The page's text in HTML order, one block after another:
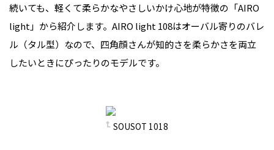
続いても、軽くて柔らかなやさしいかけ心地が特徴の「AIRO
light」から紹介します。AIRO light 108はオーバル寄りのバレ
ル（タル型）なので、四角顔さんが知的さを柔らかさを両立
したいときにぴったりのモデルです。
SOUSOT 1018